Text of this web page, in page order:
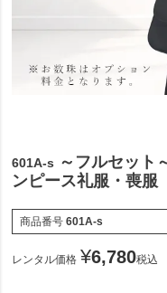
601A-s ～フルセット
ンピース礼服・喪服
商品番号 601A-s
レンタル価格 ¥6,780税込